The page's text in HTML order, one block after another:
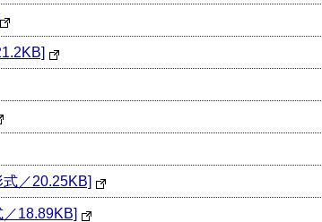
／20.25KB]
18.89KB]